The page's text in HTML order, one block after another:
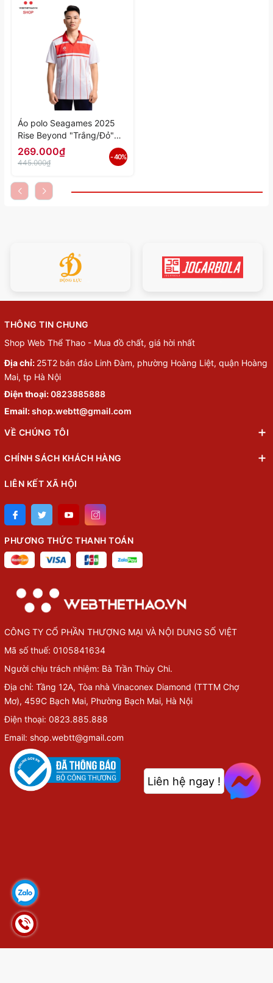
Áo polo Seagames 2025
Rise Beyond "Trắng/Đỏ"
MJ-A14284-01 - Hàng
Chính Hãng
269.000₫
445.000₫
- 40%
THÔNG TIN CHUNG
Shop Web Thể Thao - Mua đồ chất, giá hời nhất
Địa chỉ: 25T2 bán đảo Linh Đàm, phường Hoàng Liệt, quận Hoàng
Mai, tp Hà Nội
Điện thoại:0823885888
Email:shop.webtt@gmail.com
VỀ CHÚNG TÔI
CHÍNH SÁCH KHÁCH HÀNG
LIÊN KẾT XÃ HỘI
PHƯƠNG THỨC THANH TOÁN
CÔNG TY CỔ PHẦN THƯỢNG MẠI VÀ NỘI DUNG SỐ VIỆT
Mã số thuế: 0105841634
Người chịu trách nhiệm: Bà Trần Thùy Chi.
Địa chỉ: Tầng 12A, Tòa nhà Vinaconex Diamond (TTTM Chợ
Mơ), 459C Bạch Mai, Phường Bạch Mai, Hà Nội
Điện thoại: 0823.885.888
Email: shop.webtt@gmail.com
Liên hệ ngay !